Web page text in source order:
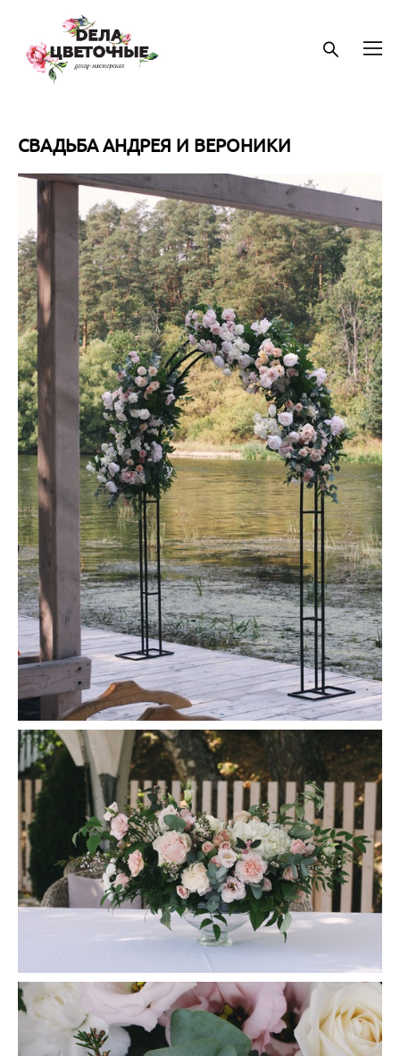
СВАДЬБА АНДРЕЯ И ВЕРОНИКИ